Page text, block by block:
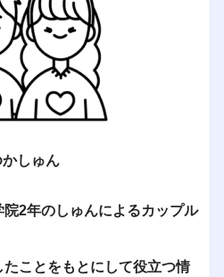
かしゅん
2年のしゅんによるカップル
ことをもとにして役立つ情